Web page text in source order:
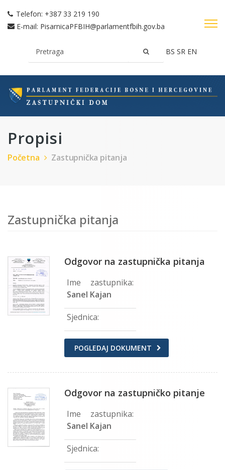
Telefon: +387 33 219 190
E-mail: PisarnicaPFBIH@parlamentfbih.gov.ba
BS SR EN
Propisi
Početna Zastupnička pitanja
Zastupnička pitanja
Odgovor na zastupnička pitanja
Ime zastupnika:
Sanel Kajan
Sjednica:
POGLEDAJ DOKUMENT
Odgovor na zastupničko pitanje
Ime zastupnika:
Sanel Kajan
Sjednica: